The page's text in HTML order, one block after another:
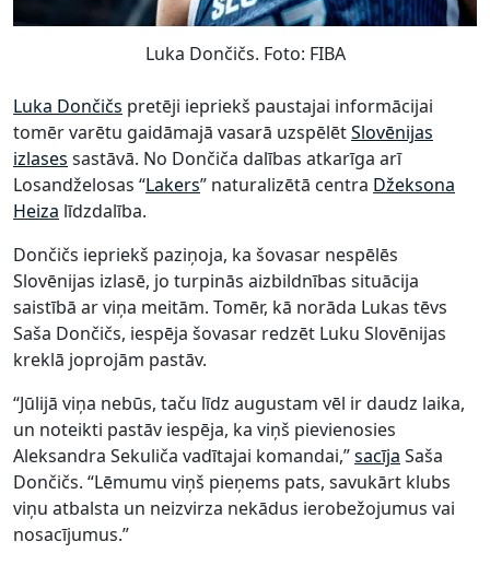
Luka Dončičs. Foto: FIBA
Luka Dončičs pretēji iepriekš paustajai informācijai
tomēr varētu gaidāmajā vasarā uzspēlētSlovēnijas
izlases sastāvā. No Dončiča dalības atkarīga arī
Losandželosas “Lakers” naturalizētā centra Džeksona
Heiza līdzdalība.
Dončičs iepriekš paziņoja, ka šovasar nespēlēs
Slovēnijas izlasē, jo turpinās aizbildnības situācija
saistībā ar viņa meitām. Tomēr, kā norāda Lukas tēvs
Saša Dončičs, iespēja šovasar redzēt Luku Slovēnijas
kreklā joprojām pastāv.
“Jūlijā viņa nebūs, taču līdz augustam vēl ir daudz laika,
un noteikti pastāv iespēja, ka viņš pievienosies
Aleksandra Sekuliča vadītajai komandai,”sacīja Saša
Dončičs. “Lēmumu viņš pieņems pats, savukārt klubs
viņu atbalsta un neizvirza nekādus ierobežojumus vai
nosacījumus.”